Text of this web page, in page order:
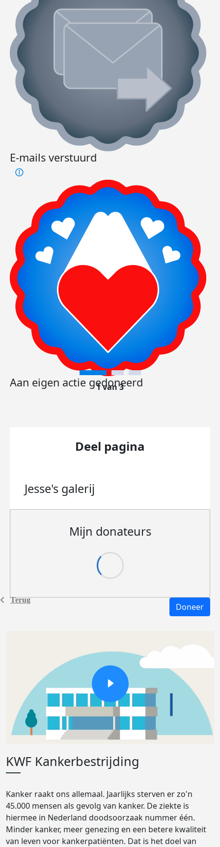
Terug
E-mails verstuurd
Aan eigen actie gedoneerd
1 van 3
Deel pagina
Jesse's galerij
Mijn donateurs
Doneer
KWF Kankerbestrijding
Kanker raakt ons allemaal. Jaarlijks sterven er zo'n
45.000 mensen als gevolg van kanker. De ziekte is
hiermee in Nederland doodsoorzaak nummer één.
Minder kanker, meer genezing en een betere kwaliteit
van leven voor kankerpatiënten. Dat is het doel van